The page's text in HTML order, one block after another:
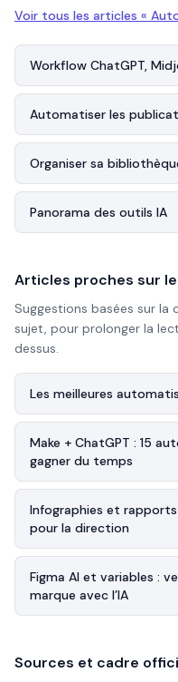
Voir tous les articles «
Workflow ChatGPT,
Automatiser les
Organiser sa
Panorama des outils IA
Articles proches sur
Suggestions basées sur
sujet, pour prolonger la
dessus.
Les meilleures
Make + ChatGPT : 15
gagner du temps
Infographies et
pour la direction
Figma AI et variables :
marque avec l’IA
Sources et cadre